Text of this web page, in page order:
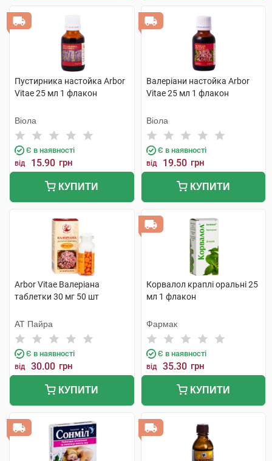
Пустирника настойка Arbor
Vitae 25 мл 1 флакон
Віола
Є в наявності
від 15.90 грн
КУПИТИ
Валеріани настойка Arbor
Vitae 25 мл 1 флакон
Віола
Є в наявності
від 19.50 грн
КУПИТИ
Arbor Vitae Валеріана
таблетки 30 мг 50 шт
АТ Пайра
Є в наявності
від 30.00 грн
КУПИТИ
Корвалол краплі оральні 25
мл 1 флакон
Фармак
Є в наявності
від 35.30 грн
КУПИТИ